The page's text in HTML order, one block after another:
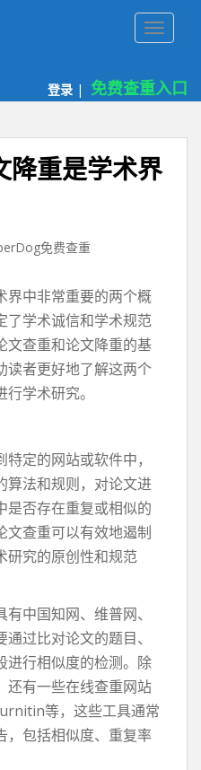
登录 | 免费查重入口
降重是学术界
免费查重
界中非常重要的两个概
了学术诚信和学术规范
文查重和论文降重的基
读者更好地了解这两个
学术研究。
定的网站或软件中，
算法和规则，对论文进
是否存在重复或相似的
文查重可以有效地遏制
研究的原创性和规范
中国知网、维普网、
过比对论文的题目、
进行相似度的检测。除
还有一些在线查重网站
等，这些工具通常
，包括相似度、重复率